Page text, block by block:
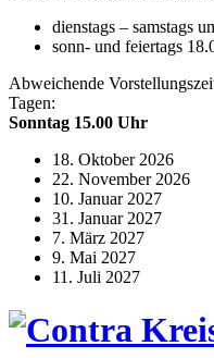
dienstags – samstags
sonn- und feiertags
Abweichende
Tagen:
Sonntag 15.00 Uhr
18. Oktober 2026
22. November 2026
10. Januar 2027
31. Januar 2027
7. März 2027
9. Mai 2027
11. Juli 2027